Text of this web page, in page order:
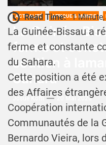
ACTUALITÉ AFRIQUE & MONDE
La Guinée-
ferme et
soutien à
Sahara
20 Mai 2026
Read Time: 1 Minute,
La Guinée-Bissau a
ferme et constante
du Sahara.
Cette position a été
des Affaires
Coopération
Communautés de la
Bernardo Vieira, lors